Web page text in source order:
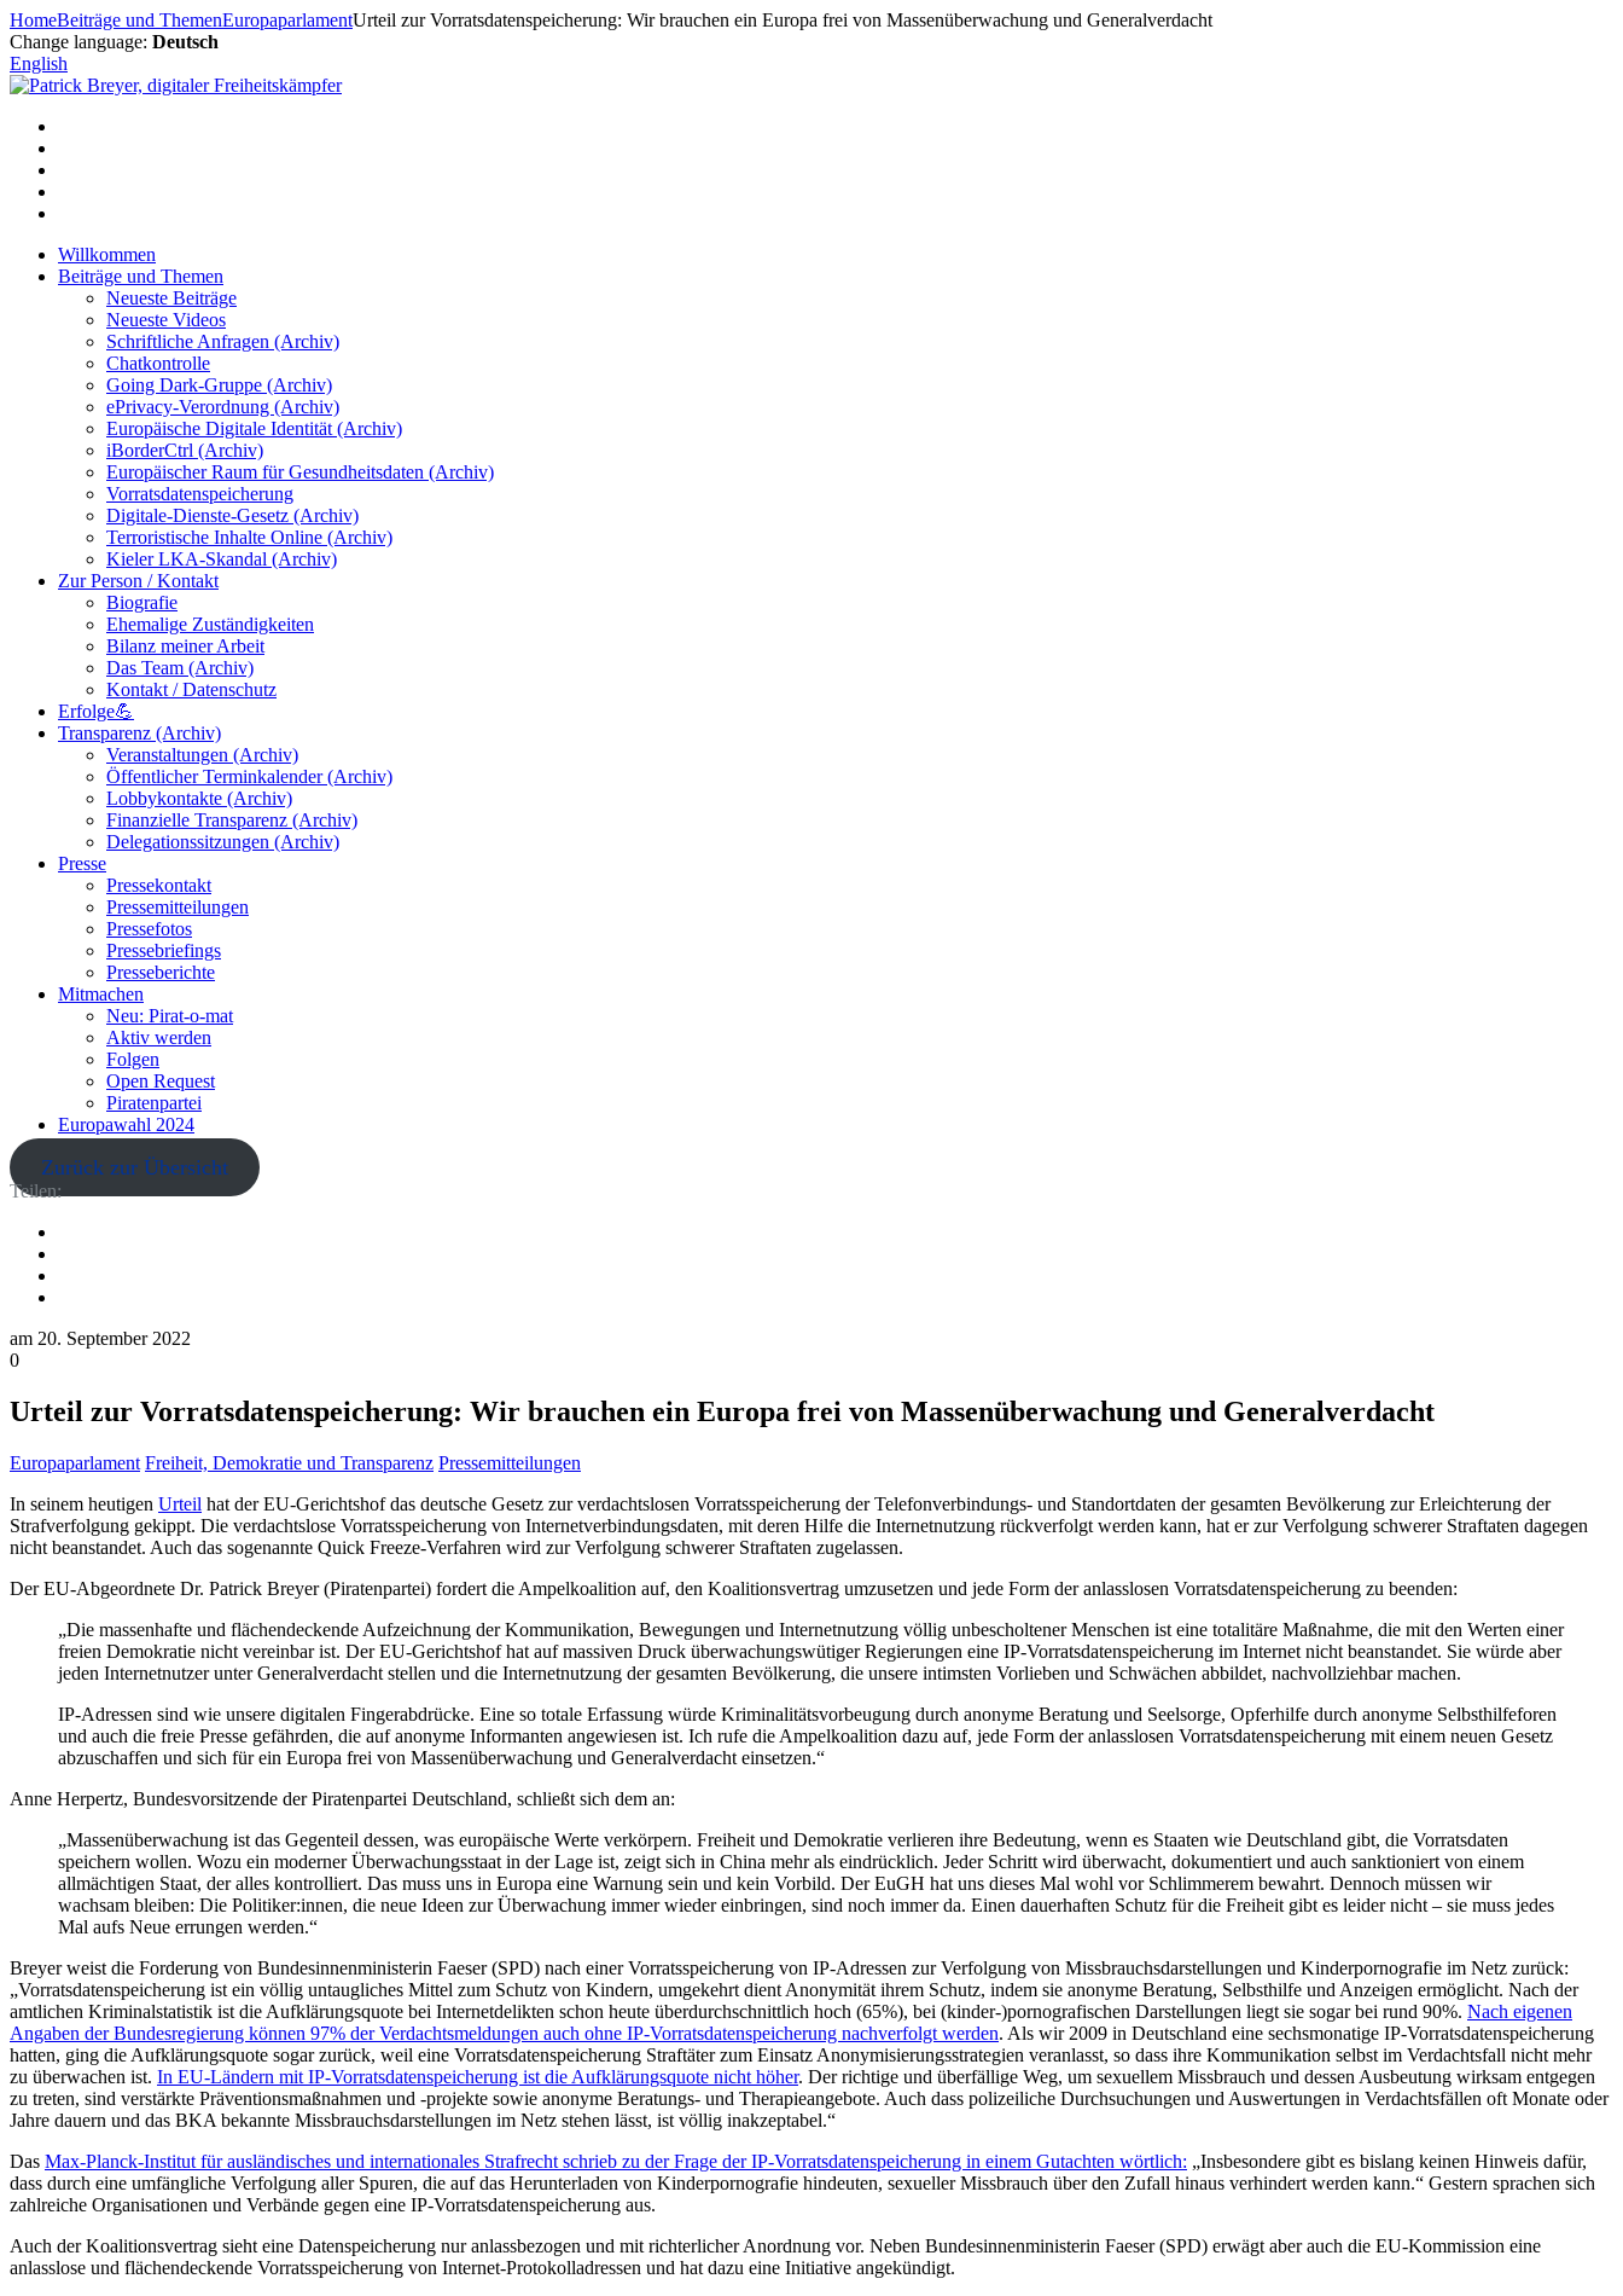
Zum
Inhalt
springen
HomeBeiträge und ThemenEuropaparlamentUrteil zur Vorratsdatenspeicherung: Wir brauchen ein Europa frei von Massenüberwachung und Generalverdacht
Change language: Deutsch
English
Willkommen
Beiträge und Themen
Neueste Beiträge
Neueste Videos
Schriftliche Anfragen (Archiv)
Chatkontrolle
Going Dark-Gruppe (Archiv)
ePrivacy-Verordnung (Archiv)
Europäische Digitale Identität (Archiv)
iBorderCtrl (Archiv)
Europäischer Raum für Gesundheitsdaten (Archiv)
Vorratsdatenspeicherung
Digitale-Dienste-Gesetz (Archiv)
Terroristische Inhalte Online (Archiv)
Kieler LKA-Skandal (Archiv)
Zur Person / Kontakt
Biografie
Ehemalige Zuständigkeiten
Bilanz meiner Arbeit
Das Team (Archiv)
Kontakt / Datenschutz
Erfolge💪
Transparenz (Archiv)
Veranstaltungen (Archiv)
Öffentlicher Terminkalender (Archiv)
Lobbykontakte (Archiv)
Finanzielle Transparenz (Archiv)
Delegationssitzungen (Archiv)
Presse
Pressekontakt
Pressemitteilungen
Pressefotos
Pressebriefings
Presseberichte
Mitmachen
Neu: Pirat-o-mat
Aktiv werden
Folgen
Open Request
Piratenpartei
Europawahl 2024
Zurück zur Übersicht
Teilen:
am 20. September 2022
0
Urteil zur Vorratsdatenspeicherung: Wir brauchen ein Europa frei von Massenüberwachung und Generalverdacht
Europaparlament Freiheit, Demokratie und Transparenz Pressemitteilungen
In seinem heutigen Urteil hat der EU-Gerichtshof das deutsche Gesetz zur verdachtslosen Vorratsspeicherung der Telefonverbindungs- und Standortdaten der gesamten Bevölkerung zur Erleichterung der
Strafverfolgung gekippt. Die verdachtslose Vorratsspeicherung von Internetverbindungsdaten, mit deren Hilfe die Internetnutzung rückverfolgt werden kann, hat er zur Verfolgung schwerer Straftaten dagegen
nicht beanstandet. Auch das sogenannte Quick Freeze-Verfahren wird zur Verfolgung schwerer Straftaten zugelassen.
Der EU-Abgeordnete Dr. Patrick Breyer (Piratenpartei) fordert die Ampelkoalition auf, den Koalitionsvertrag umzusetzen und jede Form der anlasslosen Vorratsdatenspeicherung zu beenden:
„Die massenhafte und flächendeckende Aufzeichnung der Kommunikation, Bewegungen und Internetnutzung völlig unbescholtener Menschen ist eine totalitäre Maßnahme, die mit den Werten einer
freien Demokratie nicht vereinbar ist. Der EU-Gerichtshof hat auf massiven Druck überwachungswütiger Regierungen eine IP-Vorratsdatenspeicherung im Internet nicht beanstandet. Sie würde aber
jeden Internetnutzer unter Generalverdacht stellen und die Internetnutzung der gesamten Bevölkerung, die unsere intimsten Vorlieben und Schwächen abbildet, nachvollziehbar machen.
IP-Adressen sind wie unsere digitalen Fingerabdrücke. Eine so totale Erfassung würde Kriminalitätsvorbeugung durch anonyme Beratung und Seelsorge, Opferhilfe durch anonyme Selbsthilfeforen
und auch die freie Presse gefährden, die auf anonyme Informanten angewiesen ist. Ich rufe die Ampelkoalition dazu auf, jede Form der anlasslosen Vorratsdatenspeicherung mit einem neuen Gesetz
abzuschaffen und sich für ein Europa frei von Massenüberwachung und Generalverdacht einsetzen.“
Anne Herpertz, Bundesvorsitzende der Piratenpartei Deutschland, schließt sich dem an:
„Massenüberwachung ist das Gegenteil dessen, was europäische Werte verkörpern. Freiheit und Demokratie verlieren ihre Bedeutung, wenn es Staaten wie Deutschland gibt, die Vorratsdaten
speichern wollen. Wozu ein moderner Überwachungsstaat in der Lage ist, zeigt sich in China mehr als eindrücklich. Jeder Schritt wird überwacht, dokumentiert und auch sanktioniert von einem
allmächtigen Staat, der alles kontrolliert. Das muss uns in Europa eine Warnung sein und kein Vorbild. Der EuGH hat uns dieses Mal wohl vor Schlimmerem bewahrt. Dennoch müssen wir
wachsam bleiben: Die Politiker:innen, die neue Ideen zur Überwachung immer wieder einbringen, sind noch immer da. Einen dauerhaften Schutz für die Freiheit gibt es leider nicht – sie muss jedes
Mal aufs Neue errungen werden.“
Breyer weist die Forderung von Bundesinnenministerin Faeser (SPD) nach einer Vorratsspeicherung von IP-Adressen zur Verfolgung von Missbrauchsdarstellungen und Kinderpornografie im Netz zurück:
„Vorratsdatenspeicherung ist ein völlig untaugliches Mittel zum Schutz von Kindern, umgekehrt dient Anonymität ihrem Schutz, indem sie anonyme Beratung, Selbsthilfe und Anzeigen ermöglicht. Nach der
amtlichen Kriminalstatistik ist die Aufklärungsquote bei Internetdelikten schon heute überdurchschnittlich hoch (65%), bei (kinder-)pornografischen Darstellungen liegt sie sogar bei rund 90%. Nach eigenen
Angaben der Bundesregierung können 97% der Verdachtsmeldungen auch ohne IP-Vorratsdatenspeicherung nachverfolgt werden. Als wir 2009 in Deutschland eine sechsmonatige IP-Vorratsdatenspeicherung
hatten, ging die Aufklärungsquote sogar zurück, weil eine Vorratsdatenspeicherung Straftäter zum Einsatz Anonymisierungsstrategien veranlasst, so dass ihre Kommunikation selbst im Verdachtsfall nicht mehr
zu überwachen ist. In EU-Ländern mit IP-Vorratsdatenspeicherung ist die Aufklärungsquote nicht höher. Der richtige und überfällige Weg, um sexuellem Missbrauch und dessen Ausbeutung wirksam entgegen
zu treten, sind verstärkte Präventionsmaßnahmen und -projekte sowie anonyme Beratungs- und Therapieangebote. Auch dass polizeiliche Durchsuchungen und Auswertungen in Verdachtsfällen oft Monate oder
Jahre dauern und das BKA bekannte Missbrauchsdarstellungen im Netz stehen lässt, ist völlig inakzeptabel.“
Das Max-Planck-Institut für ausländisches und internationales Strafrecht schrieb zu der Frage der IP-Vorratsdatenspeicherung in einem Gutachten wörtlich: „Insbesondere gibt es bislang keinen Hinweis dafür,
dass durch eine umfängliche Verfolgung aller Spuren, die auf das Herunterladen von Kinderpornografie hindeuten, sexueller Missbrauch über den Zufall hinaus verhindert werden kann.“ Gestern sprachen sich
zahlreiche Organisationen und Verbände gegen eine IP-Vorratsdatenspeicherung aus.
Auch der Koalitionsvertrag sieht eine Datenspeicherung nur anlassbezogen und mit richterlicher Anordnung vor. Neben Bundesinnenministerin Faeser (SPD) erwägt aber auch die EU-Kommission eine
anlasslose und flächendeckende Vorratsspeicherung von Internet-Protokolladressen und hat dazu eine Initiative angekündigt.